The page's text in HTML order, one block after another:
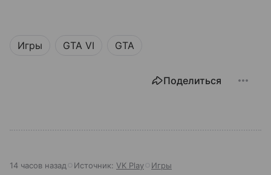
Игры GTA VI GTA
Поделиться
14 часов назад Источник: VK Play Игры